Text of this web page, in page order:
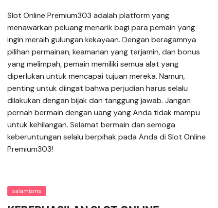
Slot Online Premium303 adalah platform yang
menawarkan peluang menarik bagi para pemain yang
ingin meraih gulungan kekayaan. Dengan beragamnya
pilihan permainan, keamanan yang terjamin, dan bonus
yang melimpah, pemain memiliki semua alat yang
diperlukan untuk mencapai tujuan mereka. Namun,
penting untuk diingat bahwa perjudian harus selalu
dilakukan dengan bijak dan tanggung jawab. Jangan
pernah bermain dengan uang yang Anda tidak mampu
untuk kehilangan. Selamat bermain dan semoga
keberuntungan selalu berpihak pada Anda di Slot Online
Premium303!
salamisms